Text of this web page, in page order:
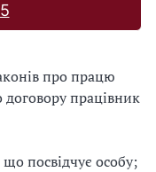
про працю
працівник
посвідчує особу;